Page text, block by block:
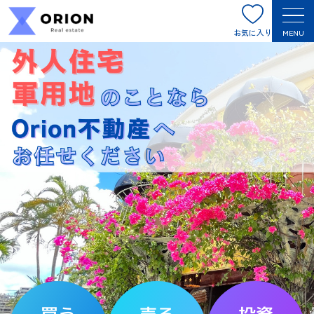
お気に入り MENU